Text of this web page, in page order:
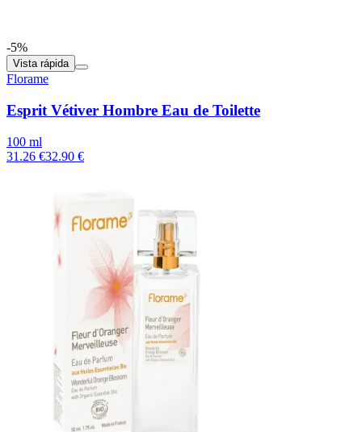
-5%
Vista rápida
Florame
Esprit Vétiver Hombre Eau de Toilette
100 ml
31.26 €32.90 €